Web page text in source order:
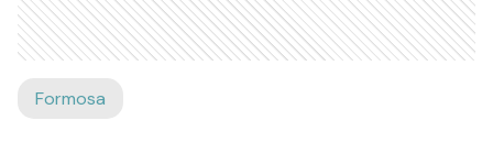
Formosa